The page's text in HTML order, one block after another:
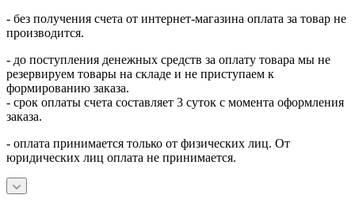
- без получения счета от интернет-магазина оплата за товар не
производится.
- до поступления денежных средств за оплату товара мы не
резервируем товары на складе и не приступаем к
формированию заказа.
- срок оплаты счета составляет 3 суток с момента оформления
заказа.
- оплата принимается только от физических лиц. От
юридических лиц оплата не принимается.